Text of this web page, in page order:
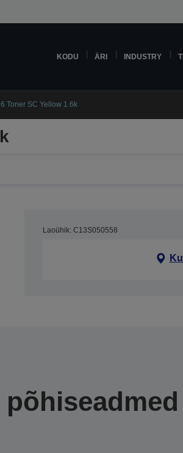
KODU ÄRI INDUSTRY
Toner SC Yellow 1.6k
Laoühik: C13S050558